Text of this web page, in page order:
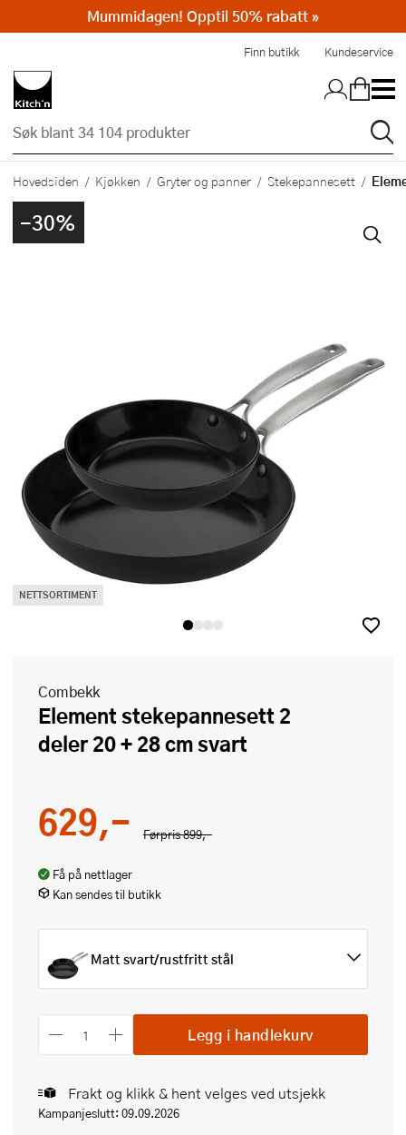
Finn butikk Kundeservice
Hovedsiden Kjøkken Gryter og panner Stekepannesett
-30%
NETTSORTIMENT
Combekk
Element stekepannesett 2
deler 20 + 28 cm svart
Førpris899,-
629,-
Få på nettlager
Kan sendes til butikk
Matt svart/rustfritt stål
Legg i handlekurv
Frakt og klikk & hent velges ved utsjekk
Kampanjeslutt: 09.09.2026
Mummidagen! Opptil 50% rabatt »